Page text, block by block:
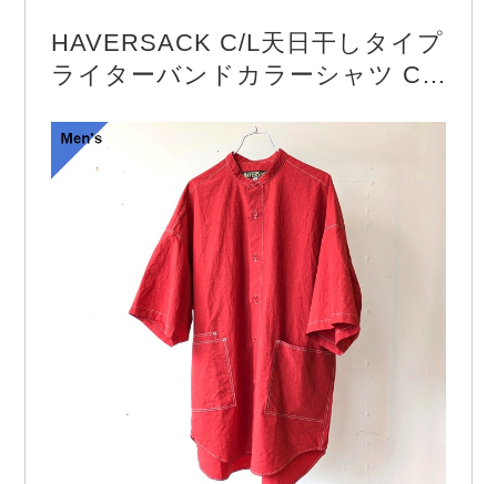
HAVERSACK C/L天日干しタイプ
ライターバンドカラーシャツ C/L
ed）